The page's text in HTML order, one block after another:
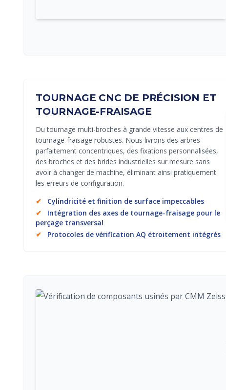
TOURNAGE CNC DE PRÉCISION ET
TOURNAGE-FRAISAGE
Du tournage multi-broches à grande vitesse aux centres de
tournage-fraisage robustes. Nous livrons des arbres
parfaitement concentriques, des fixations personnalisées,
des broches et des brides industrielles sur mesure sans
avoir à changer de machine, éliminant ainsi pratiquement
les erreurs de configuration.
✔
Cylindricité et finition de surface impeccables
✔
Intégration des axes de tournage-fraisage pour le
perçage transversal
✔
Protocoles de vérification AQ étroitement intégrés